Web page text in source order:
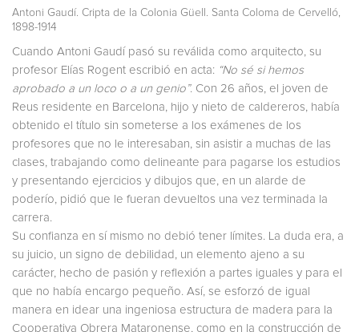
Antoni Gaudí. Cripta de la Colonia Güell. Santa Coloma de Cervelló,
1898-1914
Cuando Antoni Gaudí pasó su reválida como arquitecto, su
profesor Elías Rogent escribió en acta: “No sé si hemos
aprobado a un loco o a un genio”. Con 26 años, el joven de
Reus residente en Barcelona, hijo y nieto de caldereros, había
obtenido el título sin someterse a los exámenes de los
profesores que no le interesaban, sin asistir a muchas de las
clases, trabajando como delineante para pagarse los estudios
y presentando ejercicios y dibujos que, en un alarde de
poderío, pidió que le fueran devueltos una vez terminada la
carrera.
Su confianza en sí mismo no debió tener límites. La duda era, a
su juicio, un signo de debilidad, un elemento ajeno a su
carácter, hecho de pasión y reflexión a partes iguales y para el
que no había encargo pequeño. Así, se esforzó de igual
manera en idear una ingeniosa estructura de madera para la
Cooperativa Obrera Mataronense, como en la construcción de